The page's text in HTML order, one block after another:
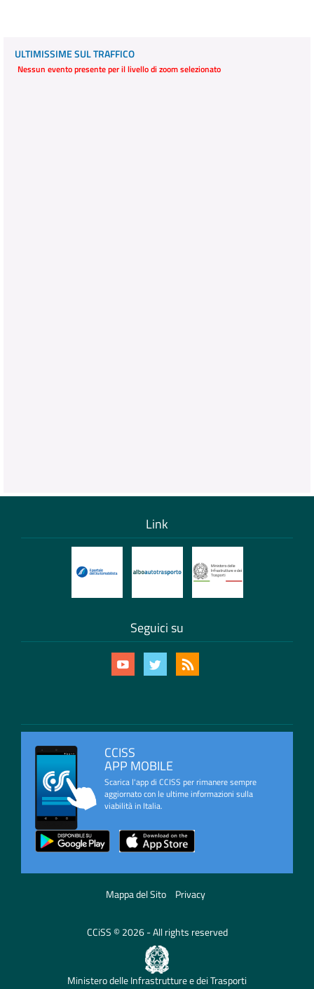
ULTIMISSIME SUL TRAFFICO
Nessun evento presente per il livello di zoom selezionato
Link
Seguici su
CCISS
APP MOBILE
Scarica l'app di CCISS per rimanere sempre
aggiornato con le ultime informazioni sulla
viabilità in Italia.
Mappa del Sito Privacy
CCiSS © 2026 - All rights reserved
Ministero delle Infrastrutture e dei Trasporti